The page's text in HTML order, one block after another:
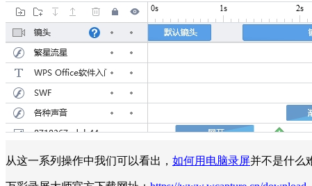
从这一系列操作中我们可以看出， 如何用电脑录屏并不是什么